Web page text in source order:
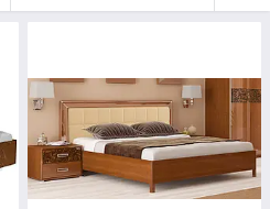
дзеркало, комод і тумба.
різні модулі, можна скласти
кольору
Декор